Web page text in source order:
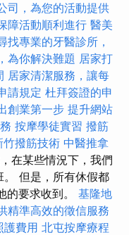
司，為您的活動提供
障活動順利進行 醫美
找專業的牙醫診所，
為你解決難題 居家打
居家清潔服務，讓每
請規定 杜拜簽證的申
創業第一步 提升網站
按摩學徒實習 撥筋
竹撥筋技術 中醫推拿
在某些情況下，我們
但是，所有休假都
的要求收到。 基隆地
精準高效的徵信服務
護費用 北屯按摩療程